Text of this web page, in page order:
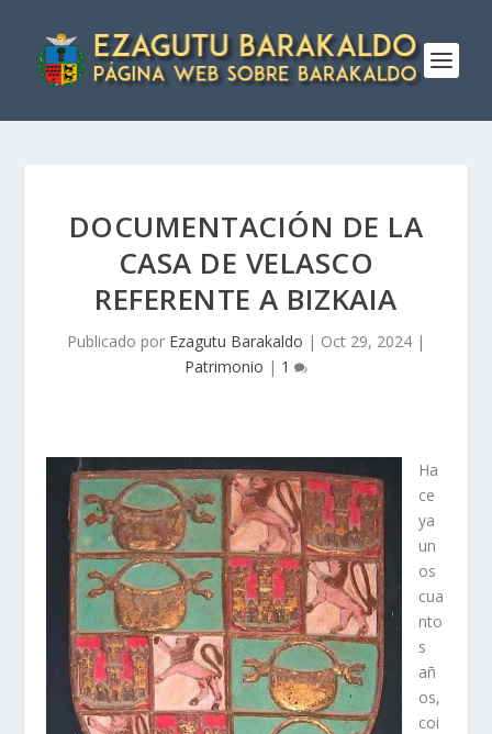
DOCUMENTACIÓN DE LA
CASA DE VELASCO
REFERENTE A BIZKAIA
Publicado por Ezagutu Barakaldo | Oct 29, 2024 |
Patrimonio | 1
Ha
ce
ya
un
os
cua
nto
s
añ
os,
coi